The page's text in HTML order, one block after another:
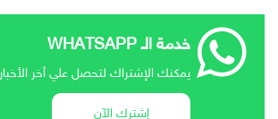
خدمة الـ WHATSAPP
يمكنك الإشتراك لتحصل علي أخر الأخبار
إشترك الآن